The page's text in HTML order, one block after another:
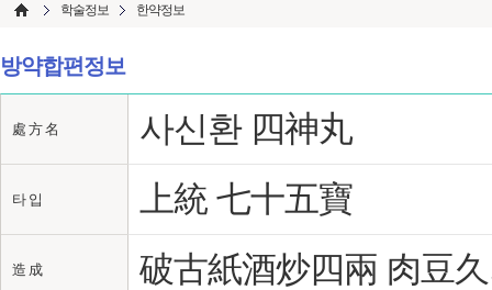
학술정보 한약정보
방약합편정보
處 方 名 사신환 四神丸
타 입 上統 七十五寶
造 成 破古紙酒炒四兩 肉豆